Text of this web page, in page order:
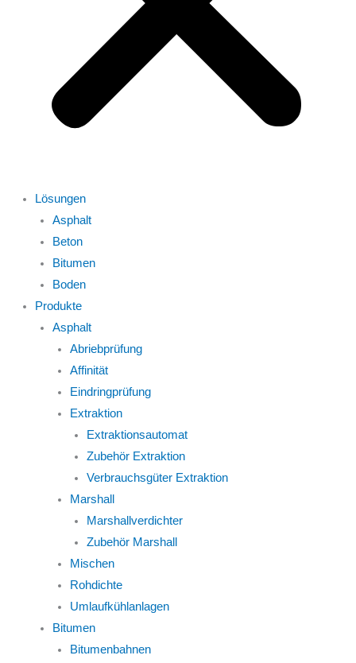
Lösungen
Asphalt
Beton
Bitumen
Boden
Produkte
Asphalt
Abriebprüfung
Affinität
Eindringprüfung
Extraktion
Extraktionsautomat
Zubehör Extraktion
Verbrauchsgüter Extraktion
Marshall
Marshallverdichter
Zubehör Marshall
Mischen
Rohdichte
Umlaufkühlanlagen
Bitumen
Bitumenbahnen